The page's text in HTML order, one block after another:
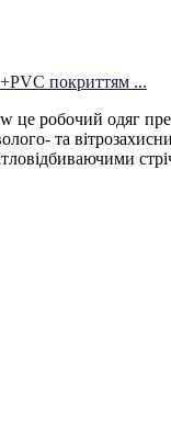
покриттям ...
це робочий одяг
та